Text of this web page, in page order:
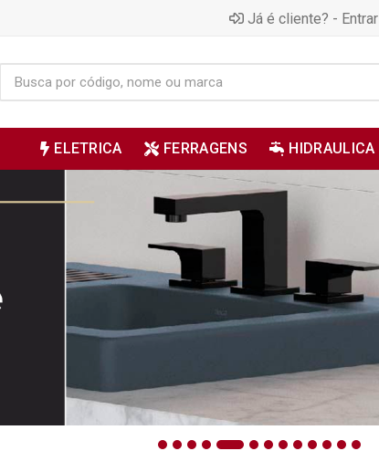
Já é cliente? - Entrar
ELETRICA FERRAGENS HIDRAULICA